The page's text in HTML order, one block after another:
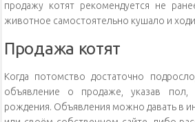
продажу котят рекомендуется не
животное самостоятельно кушало и
Продажа котят
Когда потомство достаточно
объявление о продаже, указав пол,
рождения. Объявления можно давать в